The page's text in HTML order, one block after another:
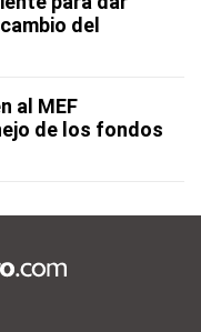
del
al MEF
de los fondos